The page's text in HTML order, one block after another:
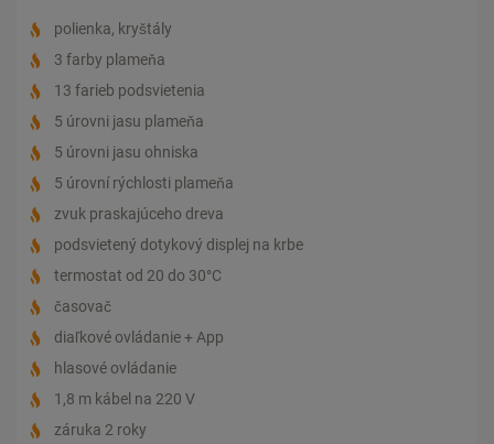
polienka, kryštály
3 farby plameňa
13 farieb podsvietenia
5 úrovni jasu plameňa
5 úrovni jasu ohniska
5 úrovní rýchlosti plameňa
zvuk praskajúceho dreva
podsvietený dotykový displej na krbe
termostat od 20 do 30°C
časovač
diaľkové ovládanie + App
hlasové ovládanie
1,8 m kábel na 220 V
záruka 2 roky